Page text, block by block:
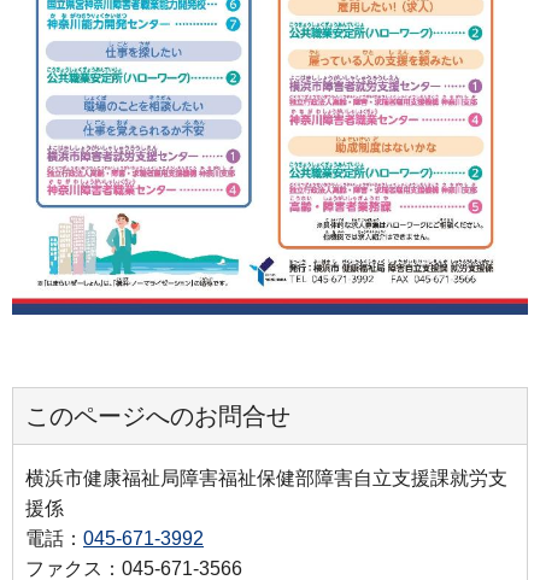
このページへのお問合せ
横浜市健康福祉局障害福祉保健部障害自立支援課就労支
援係
電話： 045-671-3992
ファクス：045-671-3566